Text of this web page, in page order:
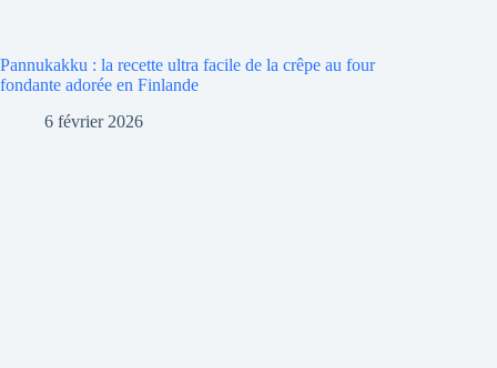
Pannukakku : la recette ultra facile de la crêpe au four
fondante adorée en Finlande
6 février 2026